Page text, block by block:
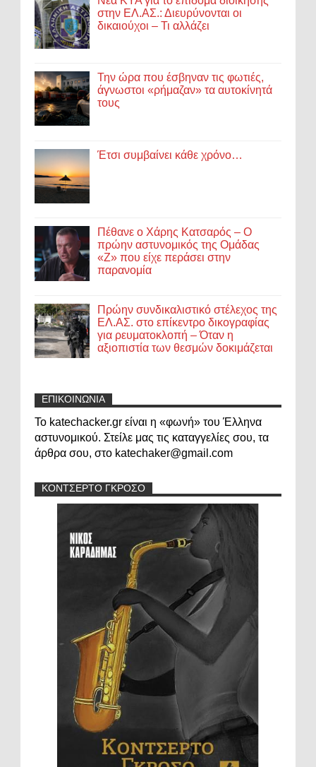
στην ΕΛ.ΑΣ.: Διευρύνονται οι
δικαιούχοι – Τι αλλάζει
Την ώρα που έσβηναν τις φωτιές,
άγνωστοι «ρήμαζαν» τα αυτοκίνητά
τους
Έτσι συμβαίνει κάθε χρόνο…
Πέθανε ο Χάρης Κατσαρός – Ο
πρώην αστυνομικός της Ομάδας
«Ζ» που είχε περάσει στην
παρανομία
Πρώην συνδικαλιστικό στέλεχος της
ΕΛ.ΑΣ. στο επίκεντρο δικογραφίας
για ρευματοκλοπή – Όταν η
αξιοπιστία των θεσμών δοκιμάζεται
ΕΠΙΚΟΙΝΩΝΙΑ
Το katechacker.gr είναι η «φωνή» του Έλληνα
αστυνομικού. Στείλε μας τις καταγγελίες σου, τα
άρθρα σου, στο katechaker@gmail.com
ΚΟΝΤΣΕΡΤΟ ΓΚΡΟΣΟ